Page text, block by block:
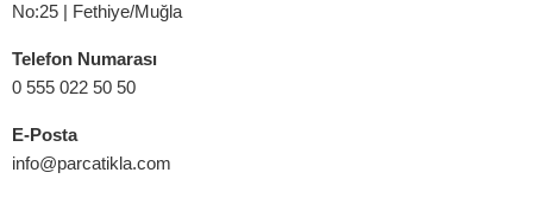
No:25 | Fethiye/Muğla
Telefon Numarası
0 555 022 50 50
E-Posta
info@parcatikla.com